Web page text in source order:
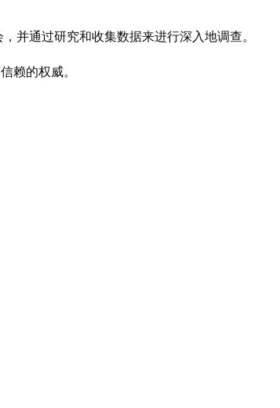
并通过研究和收集数据来进行深入地调查。
赖的权威。